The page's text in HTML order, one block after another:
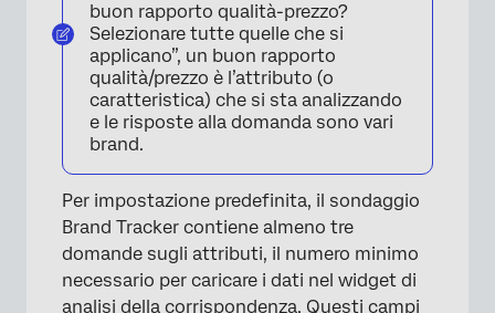
buon rapporto qualità-prezzo?
Selezionare tutte quelle che si
applicano”, un buon rapporto
qualità/prezzo è l’attributo (o
caratteristica) che si sta analizzando
e le risposte alla domanda sono vari
brand.
Per impostazione predefinita, il sondaggio
Brand Tracker contiene almeno tre
domande sugli attributi, il numero minimo
necessario per caricare i dati nel widget di
analisi della corrispondenza. Questi campi